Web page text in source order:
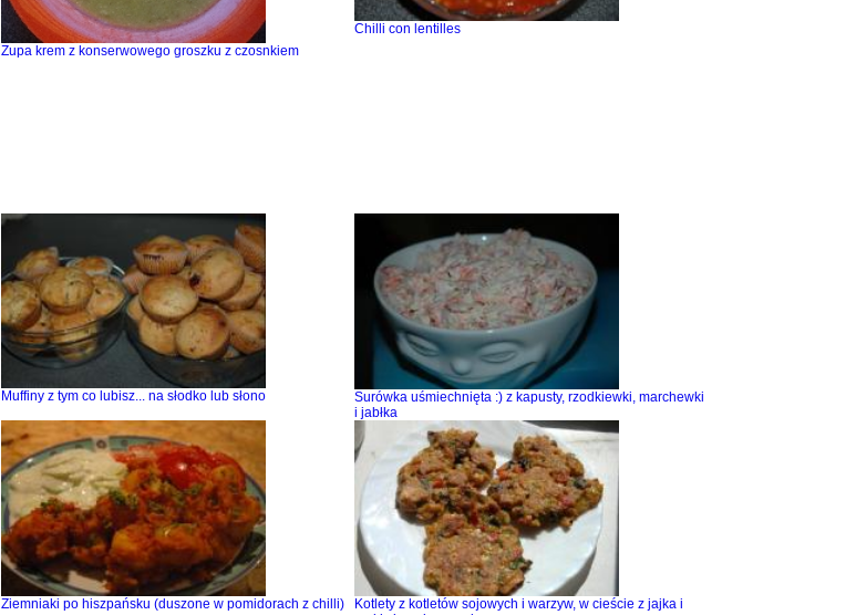
Zupa krem z konserwowego groszku z czosnkiem
Chilli con lentilles
Muffiny z tym co lubisz... na słodko lub słono
Surówka uśmiechnięta :) z kapusty, rzodkiewki, marchewki
i jabłka
Ziemniaki po hiszpańsku (duszone w pomidorach z chilli)
Kotlety z kotletów sojowych i warzyw, w cieście z jajka i